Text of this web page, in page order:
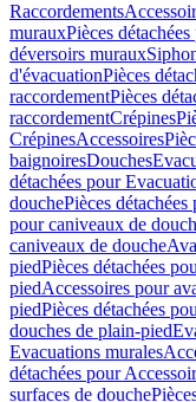
Raccordements
murauxPièces
déversoirs muraux
d'évacuationPièces
raccordementPièces
raccordementCrépines
CrépinesAccessoires
baignoiresDouches
détachées pour
douchePièces
pour caniveaux de
caniveaux de douche
piedPièces détachées
piedAccessoires pour
piedPièces détachées
douches de plain-pied
Evacuations murales
détachées pour
surfaces de douche